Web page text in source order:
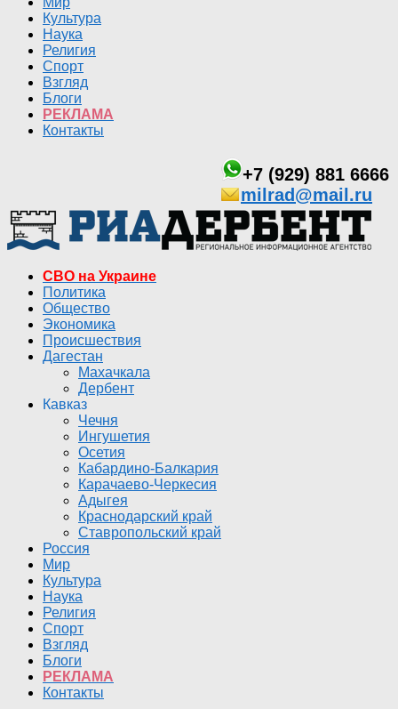
Культура
Наука
Религия
Спорт
Взгляд
Блоги
РЕКЛАМА
Контакты
+7 (929) 881 6666
milrad@mail.ru
СВО на Украине
Политика
Общество
Экономика
Происшествия
Дагестан
Махачкала
Дербент
Кавказ
Чечня
Ингушетия
Осетия
Кабардино-Балкария
Карачаево-Черкесия
Адыгея
Краснодарский край
Ставропольский край
Россия
Мир
Культура
Наука
Религия
Спорт
Взгляд
Блоги
РЕКЛАМА
Контакты